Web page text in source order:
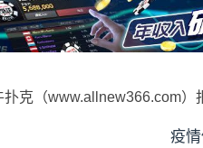
扑克（www.allnew366.com）
疫